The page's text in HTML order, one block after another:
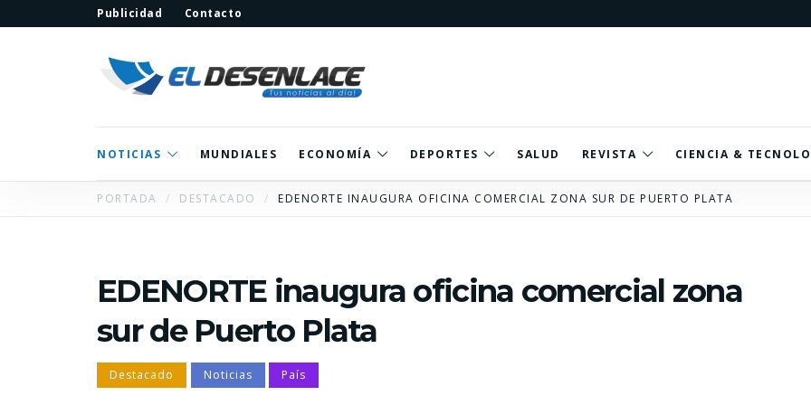
Publicidad Contacto
NOTICIAS MUNDIALES ECONOMÍA DEPORTES SALUD REVISTA CIENCIA &
PORTADA DESTACADO EDENORTE INAUGURA OFICINA COMERCIAL ZONA SUR DE PUERTO PLATA
EDENORTE inaugura oficina comercial zona
sur de Puerto Plata
Destacado Noticias País